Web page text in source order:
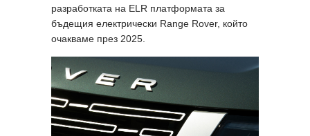
разработката на ELR платформата за
бъдещия електрически Range Rover, който
очакваме през 2025.